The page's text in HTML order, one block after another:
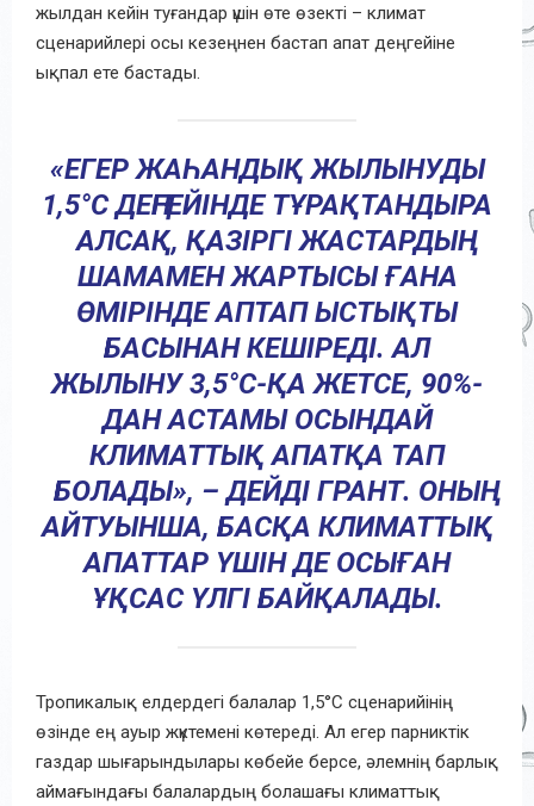
жылдан кейін туғандар үшін өте өзекті – климат
сценарийлері осы кезеңнен бастап апат деңгейіне
ықпал ете бастады.
«ЕГЕР ЖАҺАНДЫҚ ЖЫЛЫНУДЫ
1,5°C ДЕҢГЕЙІНДЕ ТҰРАҚТАНДЫРА
АЛСАҚ, ҚАЗІРГІ ЖАСТАРДЫҢ
ШАМАМЕН ЖАРТЫСЫ ҒАНА
ӨМІРІНДЕ АПТАП ЫСТЫҚТЫ
БАСЫНАН КЕШІРЕДІ. АЛ
ЖЫЛЫНУ 3,5°C-ҚА ЖЕТСЕ, 90%-
ДАН АСТАМЫ ОСЫНДАЙ
КЛИМАТТЫҚ АПАТҚА ТАП
БОЛАДЫ», – ДЕЙДІ ГРАНТ. ОНЫҢ
АЙТУЫНША, БАСҚА КЛИМАТТЫҚ
АПАТТАР ҮШІН ДЕ ОСЫҒАН
ҰҚСАС ҮЛГІ БАЙҚАЛАДЫ.
Тропикалық елдердегі балалар 1,5°C сценарийінің
өзінде ең ауыр жүктемені көтереді. Ал егер парниктік
газдар шығарындылары көбейе берсе, әлемнің барлық
аймағындағы балалардың болашағы климаттық